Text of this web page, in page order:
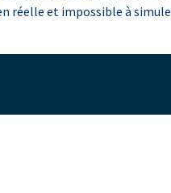
réelle et impossible à